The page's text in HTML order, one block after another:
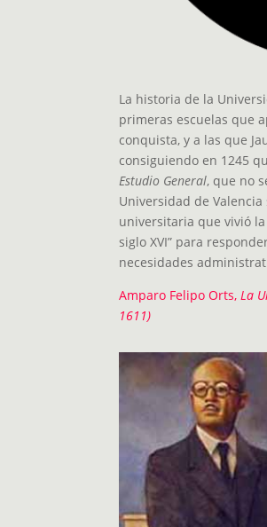
La historia de la
primeras escuelas que
conquista, y a las que
consiguiendo en 1245
Estudio General, que no
Universidad de
universitaria que vivió
siglo XVI” para
necesidades
Amparo Felipo Orts,La
1611)